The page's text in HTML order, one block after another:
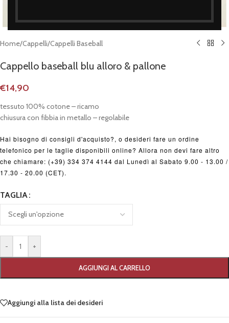
Home/Cappelli/Cappelli Baseball
Cappello baseball blu alloro & pallone
€14,90
tessuto 100% cotone – ricamo
chiusura con fibbia in metallo – regolabile
Hai bisogno di consigli d'acquisto?, o desideri fare un ordine
telefonico per le taglie disponibili online? Allora non devi fare altro
che chiamare: (+39) 334 374 4144 dal Lunedì al Sabato 9.00 - 13.00 /
17.30 - 20.00 (CET).
TAGLIA
- +
AGGIUNGI AL CARRELLO
Aggiungi alla lista dei desideri